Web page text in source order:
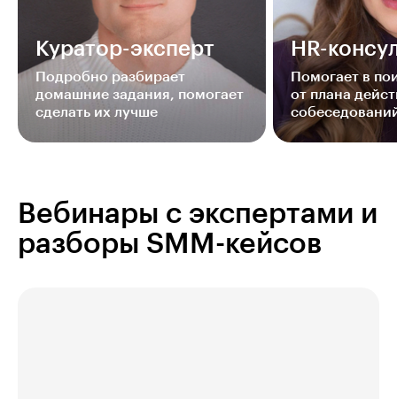
Куратор-эксперт
Подробно разбирает
домашние задания, помогает
сделать их лучше
HR-
Помогает в
от плана
Вебинары с экспертами и
разборы SMM-кейсов